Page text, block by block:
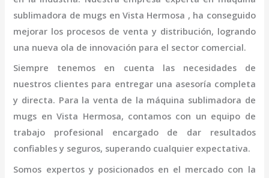
sublimadora de mugs en Vista Hermosa , ha conseguido
mejorar los procesos de venta y distribución, logrando
una nueva ola de innovación para el sector comercial.
Siempre tenemos en cuenta las necesidades de
nuestros clientes para entregar una asesoría completa
y directa. Para la venta de la máquina sublimadora de
mugs en Vista Hermosa, contamos con un equipo de
trabajo profesional encargado de dar resultados
confiables y seguros, superando cualquier expectativa.
Somos expertos y posicionados en el mercado con la